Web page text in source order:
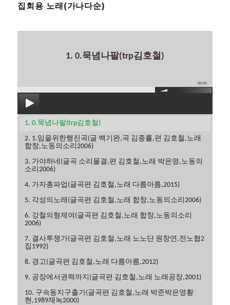
집회용 노래(가나다순)
1. 0.묵념나팔(trp김호철)
00:00
1. 0.묵념나팔(trp김호철)
2. 1.임을위한행진곡(글 백기완,곡 김종률,편 김호철,노래
합창,노동의소리2006)
3. 가야하네(글곡 소리물결,편 김호철,노래 박은영,노동의
소리2006)
4. 가자총파업(글곡편 김호철,노래 다름아름,2015)
5. 각성의노래(글곡편 김호철,노래 합창,노동의소리2006)
6. 강철의형제여(글곡편 김호철,노래 합창,노동의소리
2006)
7. 결사투쟁가(글곡편 김호철,노래 노노단 원창연,전노협2
집1992)
8. 경고(글곡편 김호철,노래 다름아름,2012)
9. 공장에서권력까지(글곡편 김호철,노래 노래공장,2001)
10. 구속동지구출가(글곡편 김호철,노래 박준박은영황
현,1989재녹2000)